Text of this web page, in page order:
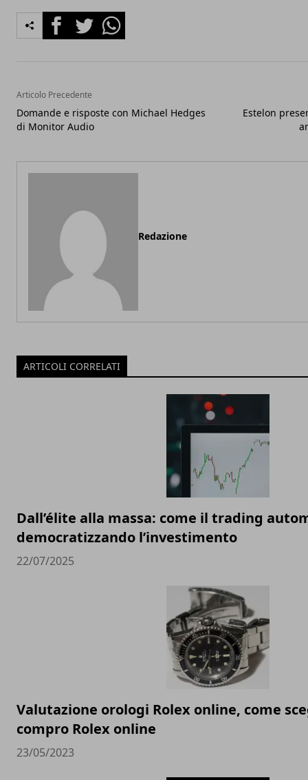
FacebookTwitterWhatsapp
Articolo Precedente
Domande e risposte con Michael Hedges
di Monitor Audio
Estelon
Redazione
ARTICOLI CORRELATI
Dall’élite alla massa: come il trading
democratizzando l’investimento
22/07/2025
Valutazione orologi Rolex online, come
compro Rolex online
23/05/2023